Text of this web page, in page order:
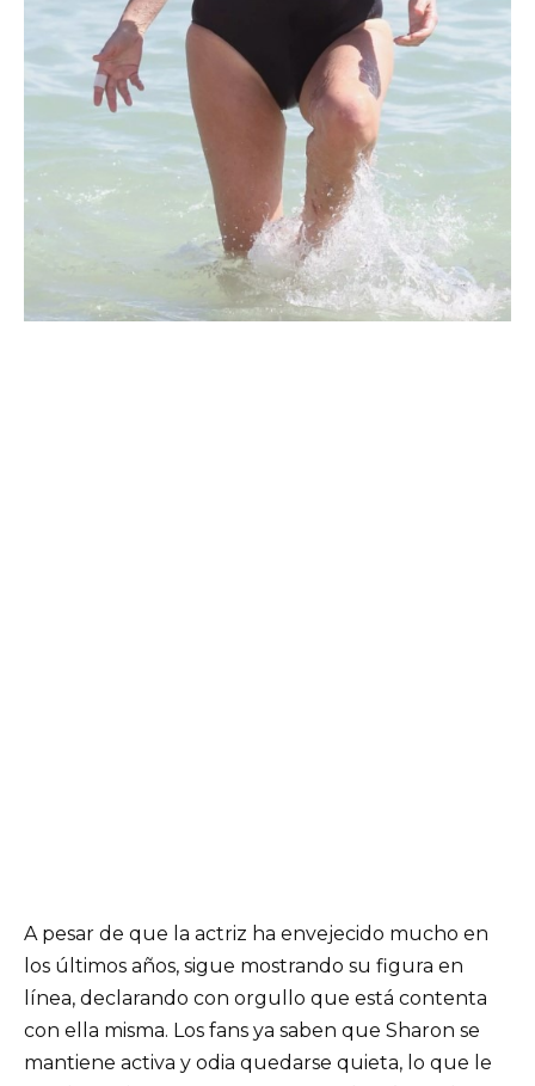
A pesar de que la actriz ha envejecido mucho en
los últimos años, sigue mostrando su figura en
línea, declarando con orgullo que está contenta
con ella misma. Los fans ya saben que Sharon se
mantiene activa y odia quedarse quieta, lo que le